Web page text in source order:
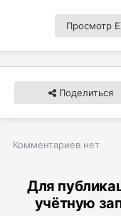
Просмотр
Поделиться
Комментариев нет
Для
учётную